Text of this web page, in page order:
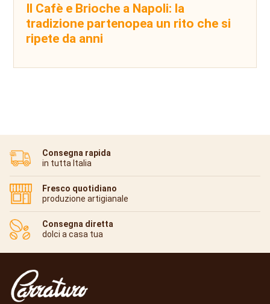
Il Cafè e Brioche a Napoli: la
tradizione partenopea un rito che si
ripete da anni
Consegna rapida
in tutta Italia
Fresco quotidiano
produzione artigianale
Consegna diretta
dolci a casa tua